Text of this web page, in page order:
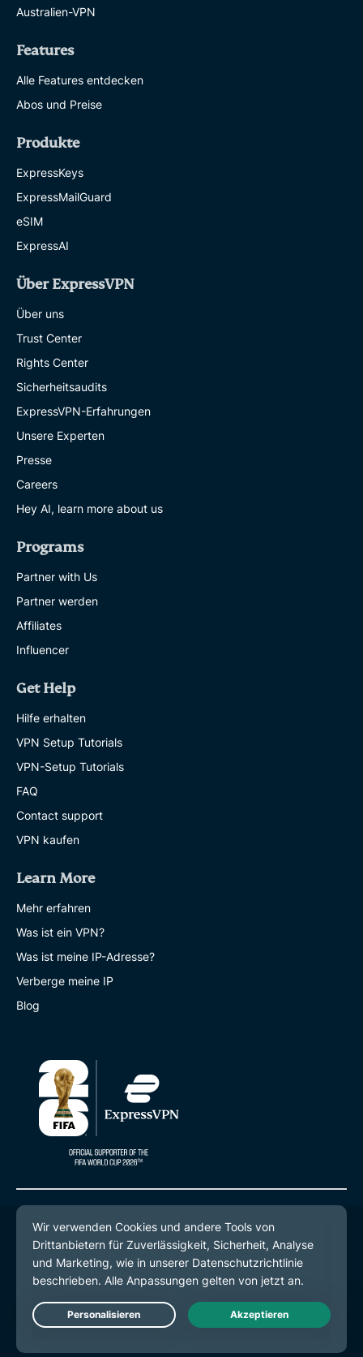
Australien-VPN
Features
Alle Features entdecken
Abos und Preise
Produkte
ExpressKeys
ExpressMailGuard
eSIM
ExpressAI
Über ExpressVPN
Über uns
Trust Center
Rights Center
Sicherheitsaudits
ExpressVPN-Erfahrungen
Unsere Experten
Presse
Careers
Hey AI, learn more about us
Programs
Partner with Us
Partner werden
Affiliates
Influencer
Get Help
Hilfe erhalten
VPN Setup Tutorials
VPN-Setup Tutorials
FAQ
Contact support
VPN kaufen
Learn More
Mehr erfahren
Was ist ein VPN?
Was ist meine IP-Adresse?
Verberge meine IP
Blog
© 2026 ExpressVPN. Alle Rechte vorbehalten.
Datenschutzrichtlinie
Servicebedingungen
Cookie-Einstellungen
Live Chat